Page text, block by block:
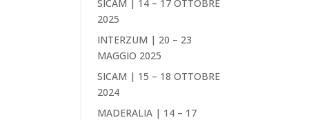
SICAM | 14 – 17 OTTOBRE
2025
INTERZUM | 20 – 23
MAGGIO 2025
SICAM | 15 – 18 OTTOBRE
2024
MADERALIA | 14 – 17